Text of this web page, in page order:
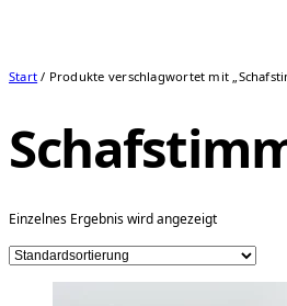
Start / Produkte verschlagwortet mit
Einzelnes Ergebnis wird angezeigt